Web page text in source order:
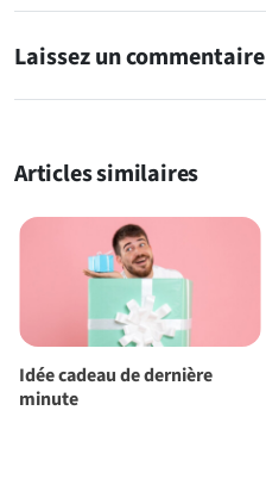
Laissez un commentaire
Articles similaires
Idée cadeau de dernière
minute